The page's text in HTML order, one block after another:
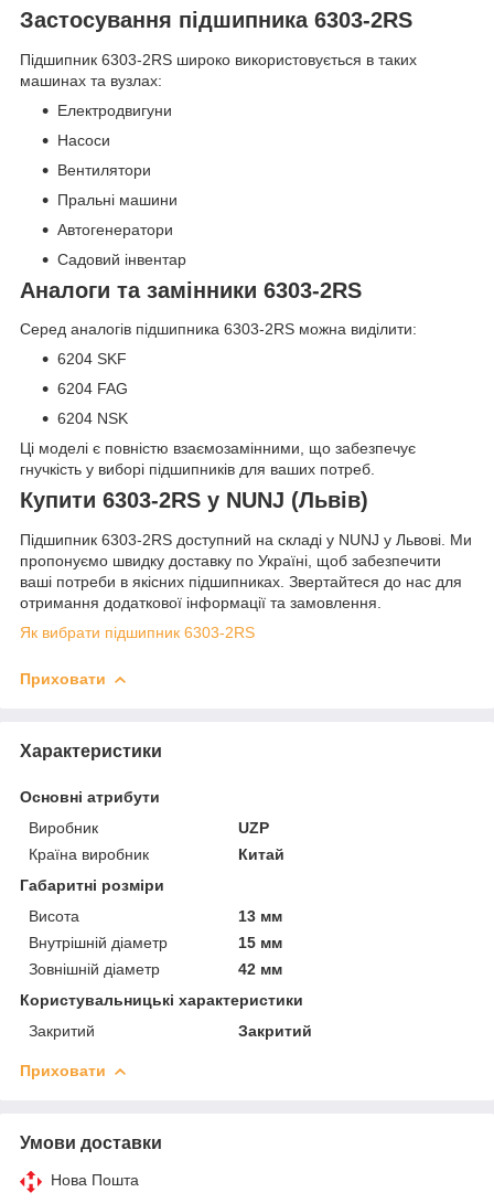
Застосування підшипника 6303-2RS
Підшипник 6303-2RS широко використовується в таких
машинах та вузлах:
Електродвигуни
Насоси
Вентилятори
Пральні машини
Автогенератори
Садовий інвентар
Аналоги та замінники 6303-2RS
Серед аналогів підшипника 6303-2RS можна виділити:
6204 SKF
6204 FAG
6204 NSK
Ці моделі є повністю взаємозамінними, що забезпечує
гнучкість у виборі підшипників для ваших потреб.
Купити 6303-2RS у NUNJ (Львів)
Підшипник 6303-2RS доступний на складі у NUNJ у Львові. Ми
пропонуємо швидку доставку по Україні, щоб забезпечити
ваші потреби в якісних підшипниках. Звертайтеся до нас для
отримання додаткової інформації та замовлення.
Як вибрати підшипник 6303-2RS
Приховати
Характеристики
Основні атрибути
Виробник
UZP
Країна виробник
Китай
Габаритні розміри
Висота
13 мм
Внутрішній діаметр
15 мм
Зовнішній діаметр
42 мм
Користувальницькі характеристики
Закритий
Закритий
Приховати
Умови доставки
Нова Пошта